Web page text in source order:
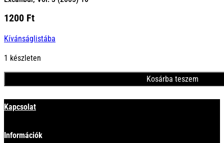
1200 Ft
Kívánságlistába
1 készleten
Kosárba teszem
Kapcsolat
Információk